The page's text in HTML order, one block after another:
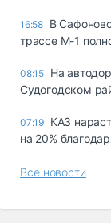
16:58 В
трассе М-1
08:15 На
Судогодском
07:19 КАЗ
на 20%
Все новости